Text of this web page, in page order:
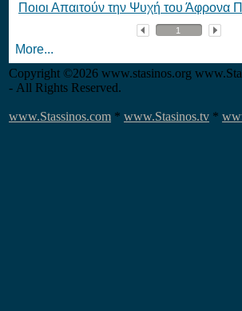
Ποιοι Απαιτούν την Ψυχή του Άφρονα
More...
Copyright ©2026 www.stasinos.org
- All Rights Reserved.
www.Stassinos.com * www.Stasinos.tv *